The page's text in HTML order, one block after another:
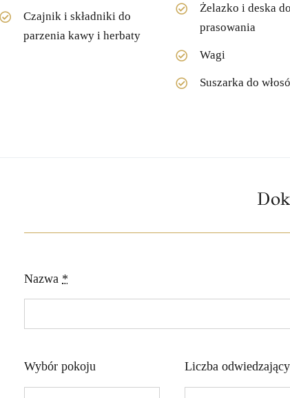
Czajnik i składniki do
parzenia kawy i herbaty
Żelazko i deska do
prasowania
Wagi
Suszarka do
Nazwa *
Wybór pokoju Liczba